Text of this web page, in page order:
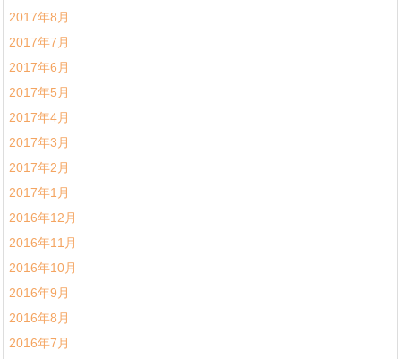
2017年8月
2017年7月
2017年6月
2017年5月
2017年4月
2017年3月
2017年2月
2017年1月
2016年12月
2016年11月
2016年10月
2016年9月
2016年8月
2016年7月